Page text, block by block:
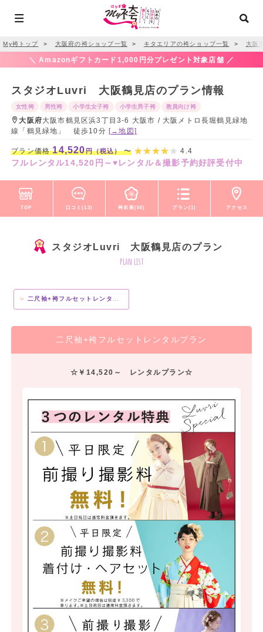
My袴トップ ＞ 大阪府の袴ショップ一覧 ＞ キタエリアの袴ショップ一覧 ＞ 大阪
＼ Amazonギフトカード1,000円分プレゼント対象店舗 ／
スタジオLuvri 大阪鶴見店のプラン情報
女性袴 男性袴 小学生女子袴 小学生男子袴 教員向け袴
大阪府大阪市鶴見区浜3丁目3-6 大阪市 / 大阪メトロ長堀鶴見緑地
線「鶴見緑地」 徒歩10分 [→地図]
プラン価格14,520円（税込）〜 4.4
フルレンタル14,520円～♥レンタル＆撮影予約好評受付中
TOP 口コミ(13) 袴衣装(50) プラン(1) アクセス
スタジオLuvri 大阪鶴見店のプラン
plan list
二尺袖+袴フルセットレンタルプラン
二尺袖+袴フルセットレンタルプラン
☆￥14,520～ レンタルプラン☆